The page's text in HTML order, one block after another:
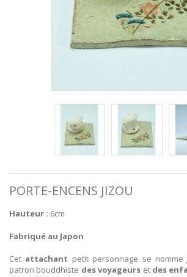
PORTE-ENCENS JIZOU
Hauteur : 6cm
Fabriqué au Japon
Cet attachant petit personnage se nomme
patron bouddhiste desvoyageurs etdes